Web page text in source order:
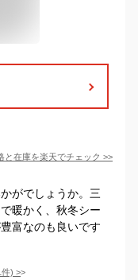
と在庫を楽天でチェック >>
がでしょうか。三
暖かく、秋冬シー
富なのも良いです
件) >